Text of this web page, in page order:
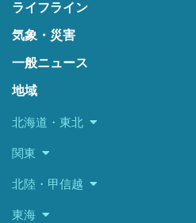
ライフライン
気象・災害
一般ニュース
地域
北海道・東北
関東
北陸・甲信越
東海